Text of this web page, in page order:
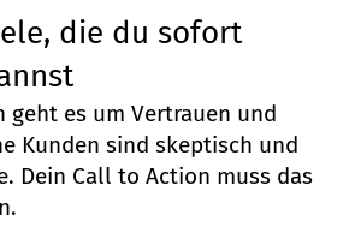
die du sofort
geht es um Vertrauen und
Kunden sind skeptisch und
Dein Call to Action muss das